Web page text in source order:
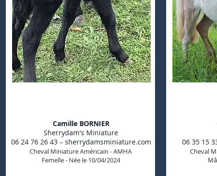
Camille BORNIER
Sherrydam's Miniature
06 24 76 26 43 – sherrydamsminiature.com
Cheval Miniature Américain - AMHA
Femelle - Née le 10/04/2024
06 35 15
Cheval